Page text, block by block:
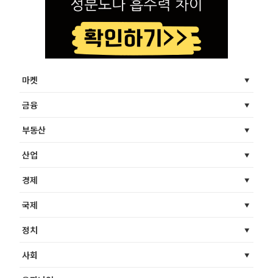
마켓
금융
부동산
산업
경제
국제
정치
사회